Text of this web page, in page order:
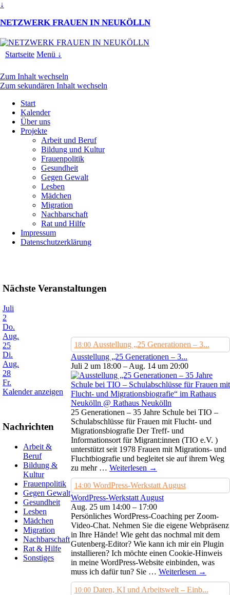
↓
NETZWERK FRAUEN IN NEUKÖLLN
Startseite Menü ↓
Zum Inhalt wechseln
Zum sekundären Inhalt wechseln
Start
Kalender
Über uns
Projekte
Arbeit und Beruf
Bildung und Kultur
Frauenpolitik
Gesundheit
Gegen Gewalt
Lesben
Mädchen
Migration
Nachbarschaft
Rat und Hilfe
Impressum
Datenschutzerklärung
Nächste Veranstaltungen
Juli
2
Do.
18:00 Ausstellung „25 Generationen – 3...
Ausstellung „25 Generationen – 3...
Juli 2 um 18:00 – Aug. 14 um 20:00
25 Generationen – 35 Jahre Schule bei TIO –
Schulabschlüsse für Frauen mit Flucht- und
Migrationsbiografie Der Treff- und
Informationsort für Migrant:innen (TIO e.V. )
unterstützt seit 1978 Frauen mit Migrations- und
Fluchtbiografie und begleitet sie auf ihrem Weg
zu mehr … Weiterlesen →
Aug.
25
Di.
14:00 WordPress-Werkstatt August
WordPress-Werkstatt August
Aug. 25 um 14:00 – 17:00
Persönliches WordPress-Coaching per Zoom-
Video-Chat. Nehmen Sie die eigene Webpräsenz
in Ihre Hände! Wie geht das nochmal mit dem
Gutenberg-Editor? Wie kann ich mir ein Plugin
installieren? Ich möchte einen Cookie-Hinweis
in meine WordPress-Website einbinden, was
muss ich dafür tun? Sie … Weiterlesen →
Aug.
28
Fr.
10:00 Daten, KI und Arbeitswelt – Einb...
Kalender anzeigen
Nachrichten
Arbeit &
Beruf
Bildung &
Kultur
Frauenpolitik
Gegen Gewalt
Gesundheit
Lesben
Mädchen
Migration
Nachbarschaft
Rat & Hilfe
Sonstiges